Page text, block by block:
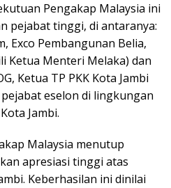
Pengakap Malaysia ini
pejabat tinggi, di antaranya:
Exco Pembangunan Belia,
Ketua Menteri Melaka) dan
Ketua TP PKK Kota Jambi
eselon di lingkungan
Jambi.
Malaysia menutup
apresiasi tinggi atas
Keberhasilan ini dinilai